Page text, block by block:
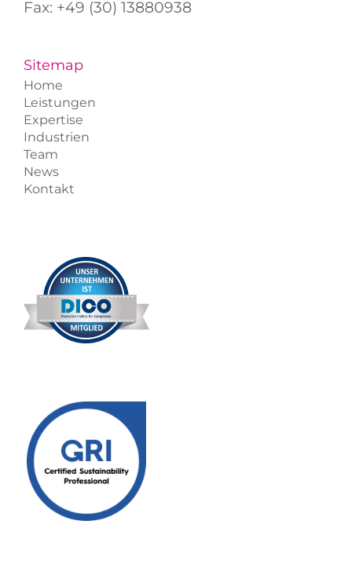
Fax: +49 (30) 13880938
Sitemap
Home
Leistungen
Expertise
Industrien
Team
News
Kontakt